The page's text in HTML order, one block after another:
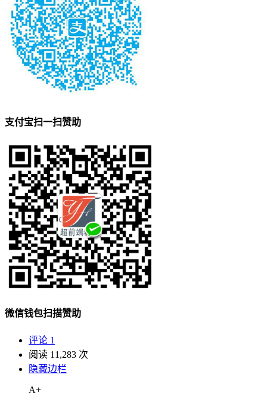
支付宝扫一扫赞助
微信钱包扫描赞助
评论 1
阅读 11,283 次
隐藏边栏
A+